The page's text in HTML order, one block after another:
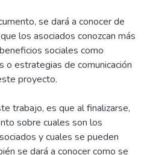
se dará a conocer de
los asociados conozcan más
sociales como
o estrategias de comunicación
proyecto.
trabajo, es que al finalizarse,
sobre cuales son los
y cuales se pueden
se dará a conocer como se